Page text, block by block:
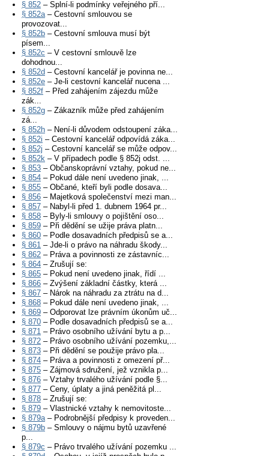
§ 852 – Splní-li podmínky veřejného pří...
§ 852a– Cestovní smlouvou se
provozovat...
§ 852b – Cestovní smlouva musí být
písem...
§ 852c – V cestovní smlouvě lze
dohodnou...
§ 852d – Cestovní kancelář je povinna ne...
§ 852e – Je-li cestovní kancelář nucena ...
§ 852f – Před zahájením zájezdu může
zák...
§ 852g – Zákazník může před zahájením
zá...
§ 852h – Není-li důvodem odstoupení záka...
§ 852i – Cestovní kancelář odpovídá záka...
§ 852j – Cestovní kancelář se může odpov...
§ 852k – V případech podle § 852j odst. ...
§ 853 – Občanskoprávní vztahy, pokud ne...
§ 854 – Pokud dále není uvedeno jinak, ...
§ 855 – Občané, kteří byli podle dosava...
§ 856 – Majetková společenství mezi man...
§ 857 – Nabyl-li před 1. dubnem 1964 pr...
§ 858 – Byly-li smlouvy o pojištění oso...
§ 859 – Při dědění se užije práva platn...
§ 860 – Podle dosavadních předpisů se a...
§ 861 – Jde-li o právo na náhradu škody...
§ 862 – Práva a povinnosti ze zástavníc...
§ 864 – Zrušují se:
§ 865 – Pokud není uvedeno jinak, řídí ...
§ 866 – Zvýšení základní částky, která ...
§ 867 – Nárok na náhradu za ztrátu na d...
§ 868 – Pokud dále není uvedeno jinak, ...
§ 869 – Odporovat lze právním úkonům uč...
§ 870 – Podle dosavadních předpisů se a...
§ 871 – Právo osobního užívání bytu a p...
§ 872 – Právo osobního užívání pozemku,...
§ 873 – Při dědění se použije právo pla...
§ 874 – Práva a povinnosti z omezení př...
§ 875 – Zájmová sdružení, jež vznikla p...
§ 876 – Vztahy trvalého užívání podle §...
§ 877 – Ceny, úplaty a jiná peněžitá pl...
§ 878 – Zrušují se:
§ 879 – Vlastnické vztahy k nemovitoste...
§ 879a– Podrobnější předpisy k proveden...
§ 879b – Smlouvy o nájmu bytů uzavřené
p...
§ 879c – Právo trvalého užívání pozemku ...